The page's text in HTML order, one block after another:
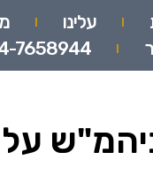
עלינו
7658944